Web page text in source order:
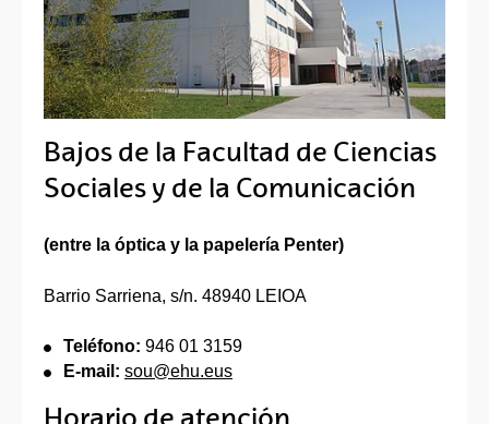
Bajos de la Facultad de Ciencias
Sociales y de la Comunicación
(entre la óptica y la papelería Penter)
Barrio Sarriena, s/n. 48940 LEIOA
Teléfono: 946 01 3159
E-mail: sou@ehu.eus